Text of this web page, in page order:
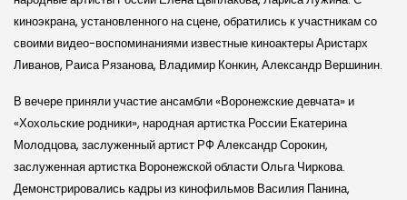
киноэкрана, установленного на сцене, обратились к участникам со
своими видео-воспоминаниями известные киноактеры Аристарх
Ливанов, Раиса Рязанова, Владимир Конкин, Александр Вершинин.
В вечере приняли участие ансамбли «Воронежские девчата» и
«Хохольские родники», народная артистка России Екатерина
Молодцова, заслуженный артист РФ Александр Сорокин,
заслуженная артистка Воронежской области Ольга Чиркова.
Демонстрировались кадры из кинофильмов Василия Панина,